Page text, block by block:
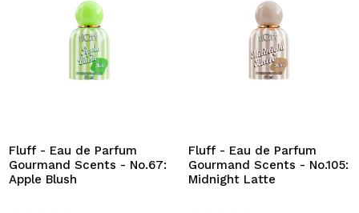
Fluff - Eau de Parfum
Gourmand Scents - No.67:
Apple Blush
Fluff - Eau de Parfum
Gourmand Scents - No.105:
Midnight Latte